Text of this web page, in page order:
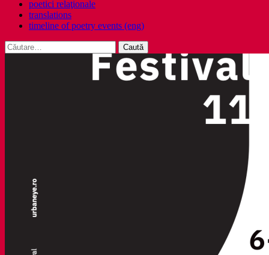
poetici relaţionale
translations
timeline of poetry events (eng)
Caută
după: